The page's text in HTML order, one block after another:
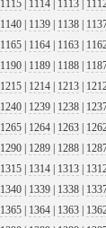
|
1113
|
1114
|
1115
|
1138
|
1139
|
1140
|
1163
|
1164
|
1165
|
1188
|
1189
|
1190
|
1213
|
1214
|
1215
|
1238
|
1239
|
1240
|
1263
|
1264
|
1265
|
1288
|
1289
|
1290
|
1313
|
1314
|
1315
|
1338
|
1339
|
1340
|
1363
|
1364
|
1365